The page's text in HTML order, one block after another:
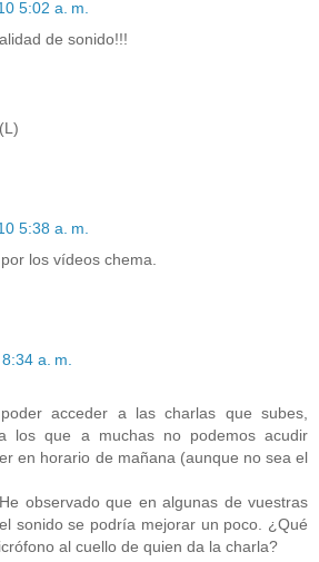
5:02 a. m.
de sonido!!!
5:38 a. m.
los vídeos chema.
a. m.
acceder a las charlas que subes,
los que a muchas no podemos acudir
en horario de mañana (aunque no sea el
observado que en algunas de vuestras
sonido se podría mejorar un poco. ¿Qué
al cuello de quien da la charla?